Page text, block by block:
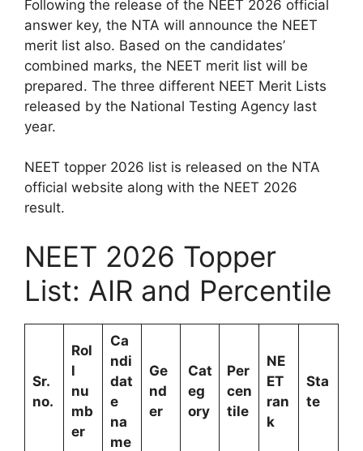
Following the release of the NEET 2026 official
answer key, the NTA will announce the NEET
merit list also. Based on the candidates’
combined marks, the NEET merit list will be
prepared. The three different NEET Merit Lists
released by the National Testing Agency last
year.
NEET topper 2026 list is released on the NTA
official website along with the NEET 2026
result.
NEET 2026 Topper
List: AIR and Percentile
Sr.
no.
Rol
l
nu
mb
er
Ca
ndi
dat
e
na
me
Ge
nd
er
Cat
eg
ory
Per
cen
tile
NE
ET
ran
k
Sta
te